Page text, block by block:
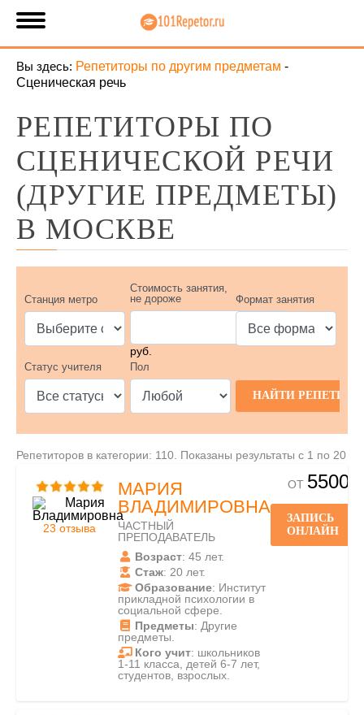
Вы здесь: Репетиторы по другим предметам -
Сценическая речь
РЕПЕТИТОРЫ ПО
СЦЕНИЧЕСКОЙ РЕЧИ
(ДРУГИЕ ПРЕДМЕТЫ)
В МОСКВЕ
Станция метро
Стоимость занятия,
не дороже
руб.
Формат занятия
Статус учителя Пол
Репетиторов в категории: 110. Показаны результаты с 1 по 20
23 отзыва
МАРИЯ
ВЛАДИМИРОВНА
ЧАСТНЫЙ
ПРЕПОДАВАТЕЛЬ
Возраст: 45 лет.
Стаж: 20 лет.
Образование: Институт
прикладной психологии в
социальной сфере.
Предметы: Другие
предметы.
Кого учит: школьников
1-11 класса, детей 6-7 лет,
студентов, взрослых.
ОТ 5500
ЗАПИСЬ
ОНЛАЙН